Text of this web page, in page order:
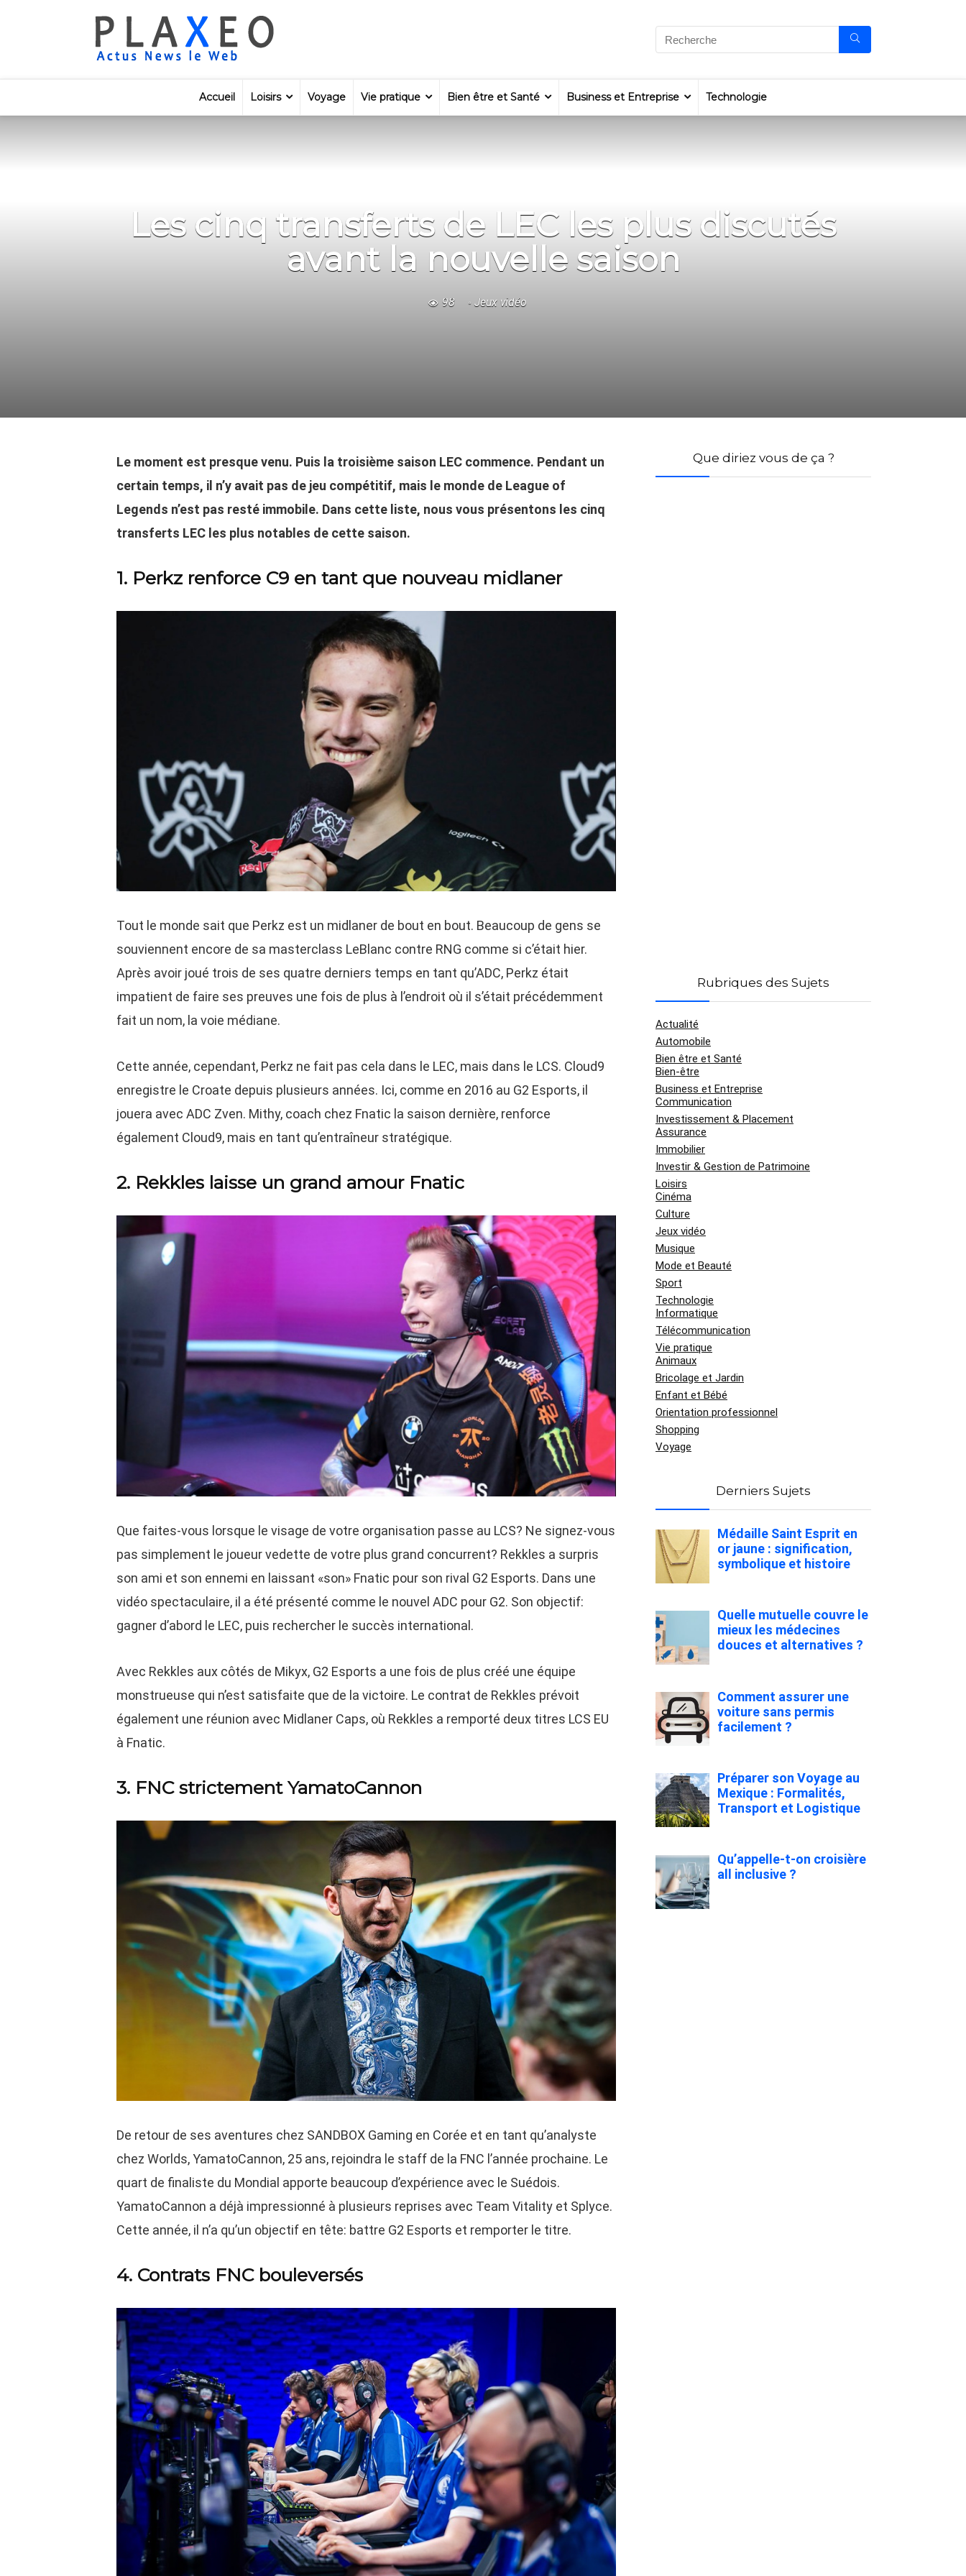
Accueil Loisirs Voyage Vie pratique Bien être et Santé Business et Entreprise Technologie
Les cinq transferts de LEC les plus discutés
avant la nouvelle saison
98 Jeux vidéo
Le moment est presque venu. Puis la troisième saison LEC commence. Pendant un
certain temps, il n’y avait pas de jeu compétitif, mais le monde de League of
Legends n’est pas resté immobile. Dans cette liste, nous vous présentons les cinq
transferts LEC les plus notables de cette saison.
1. Perkz renforce C9 en tant que nouveau midlaner
Tout le monde sait que Perkz est un midlaner de bout en bout. Beaucoup de gens se
souviennent encore de sa masterclass LeBlanc contre RNG comme si c’était hier.
Après avoir joué trois de ses quatre derniers temps en tant qu’ADC, Perkz était
impatient de faire ses preuves une fois de plus à l’endroit où il s’était précédemment
fait un nom, la voie médiane.
Cette année, cependant, Perkz ne fait pas cela dans le LEC, mais dans le LCS. Cloud9
enregistre le Croate depuis plusieurs années. Ici, comme en 2016 au G2 Esports, il
jouera avec ADC Zven. Mithy, coach chez Fnatic la saison dernière, renforce
également Cloud9, mais en tant qu’entraîneur stratégique.
2. Rekkles laisse un grand amour Fnatic
Que faites-vous lorsque le visage de votre organisation passe au LCS? Ne signez-vous
pas simplement le joueur vedette de votre plus grand concurrent? Rekkles a surpris
son ami et son ennemi en laissant «son» Fnatic pour son rival G2 Esports. Dans une
vidéo spectaculaire, il a été présenté comme le nouvel ADC pour G2. Son objectif:
gagner d’abord le LEC, puis rechercher le succès international.
Avec Rekkles aux côtés de Mikyx, G2 Esports a une fois de plus créé une équipe
monstrueuse qui n’est satisfaite que de la victoire. Le contrat de Rekkles prévoit
également une réunion avec Midlaner Caps, où Rekkles a remporté deux titres LCS EU
à Fnatic.
3. FNC strictement YamatoCannon
De retour de ses aventures chez SANDBOX Gaming en Corée et en tant qu’analyste
chez Worlds, YamatoCannon, 25 ans, rejoindra le staff de la FNC l’année prochaine. Le
quart de finaliste du Mondial apporte beaucoup d’expérience avec le Suédois.
YamatoCannon a déjà impressionné à plusieurs reprises avec Team Vitality et Splyce.
Cette année, il n’a qu’un objectif en tête: battre G2 Esports et remporter le titre.
4. Contrats FNC bouleversés
Que diriez vous de ça ?
Rubriques des Sujets
Actualité
Automobile
Bien être et Santé
Bien-être
Business et Entreprise
Communication
Investissement & Placement
Assurance
Immobilier
Investir & Gestion de Patrimoine
Loisirs
Cinéma
Culture
Jeux vidéo
Musique
Mode et Beauté
Sport
Technologie
Informatique
Télécommunication
Vie pratique
Animaux
Bricolage et Jardin
Enfant et Bébé
Orientation professionnel
Shopping
Voyage
Derniers Sujets
Médaille Saint Esprit en
or jaune : signification,
symbolique et histoire
Quelle mutuelle couvre le
mieux les médecines
douces et alternatives ?
Comment assurer une
voiture sans permis
facilement ?
Préparer son Voyage au
Mexique : Formalités,
Transport et Logistique
Qu’appelle-t-on croisière
all inclusive ?